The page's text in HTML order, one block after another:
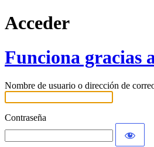
Acceder
Funciona gracias
Nombre de usuario o dirección de
Contraseña